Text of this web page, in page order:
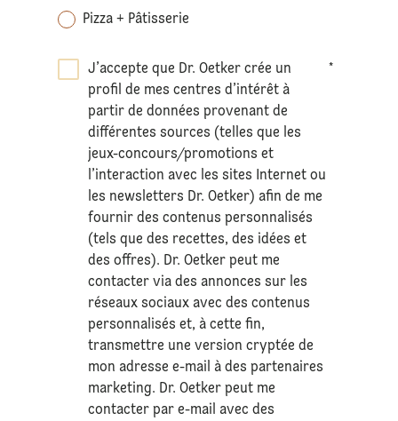
Pizza + Pâtisserie
J’accepte que Dr. Oetker crée un
profil de mes centres d’intérêt à
partir de données provenant de
différentes sources (telles que les
jeux-concours/promotions et
l’interaction avec les sites Internet ou
les newsletters Dr. Oetker) afin de me
fournir des contenus personnalisés
(tels que des recettes, des idées et
des offres). Dr. Oetker peut me
contacter via des annonces sur les
réseaux sociaux avec des contenus
personnalisés et, à cette fin,
transmettre une version cryptée de
mon adresse e-mail à des partenaires
marketing. Dr. Oetker peut me
contacter par e-mail avec des
*